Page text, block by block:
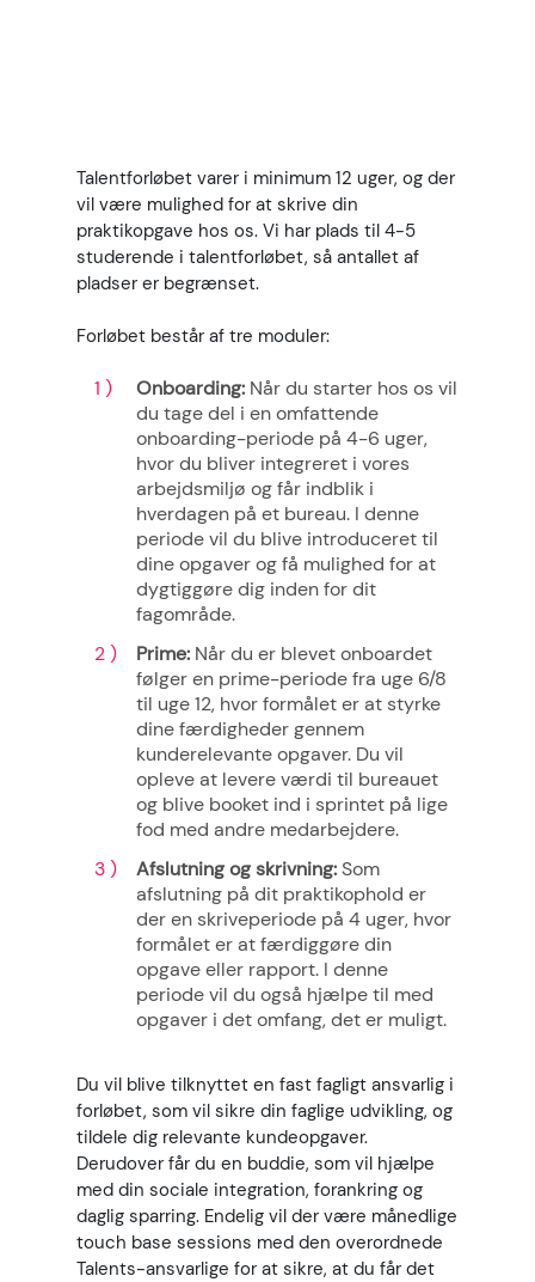
Talentforløbet varer i minimum 12 uger, og der
vil være mulighed for at skrive din
praktikopgave hos os. Vi har plads til 4-5
studerende i talentforløbet, så antallet af
pladser er begrænset.
Forløbet består af tre moduler:
Onboarding: Når du starter hos os vil
du tage del i en omfattende
onboarding-periode på 4-6 uger,
hvor du bliver integreret i vores
arbejdsmiljø og får indblik i
hverdagen på et bureau. I denne
periode vil du blive introduceret til
dine opgaver og få mulighed for at
dygtiggøre dig inden for dit
fagområde.
Prime: Når du er blevet onboardet
følger en prime-periode fra uge 6/8
til uge 12, hvor formålet er at styrke
dine færdigheder gennem
kunderelevante opgaver. Du vil
opleve at levere værdi til bureauet
og blive booket ind i sprintet på lige
fod med andre medarbejdere.
Afslutning og skrivning:Som
afslutning på dit praktikophold er
der en skriveperiode på 4 uger, hvor
formålet er at færdiggøre din
opgave eller rapport. I denne
periode vil du også hjælpe til med
opgaver i det omfang, det er muligt.
Du vil blive tilknyttet en fast fagligt ansvarlig i
forløbet, som vil sikre din faglige udvikling, og
tildele dig relevante kundeopgaver.
Derudover får du en buddie, som vil hjælpe
med din sociale integration, forankring og
daglig sparring. Endelig vil der være månedlige
touch base sessions med den overordnede
Talents-ansvarlige for at sikre, at du får det